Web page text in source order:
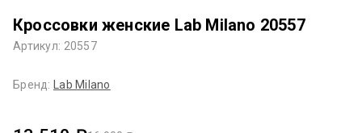
Кроссовки женские Lab Milano 20557
Артикул: 20557
Бренд: Lab Milano